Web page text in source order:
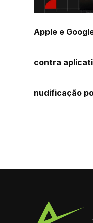
Apple e
contra
nudificação